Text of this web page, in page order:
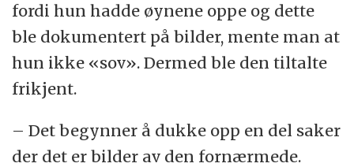
fordi hun hadde øynene oppe og dette
ble dokumentert på bilder, mente man at
hun ikke «sov». Dermed ble den tiltalte
frikjent.
– Det begynner å dukke opp en del saker
der det er bilder av den fornærmede.